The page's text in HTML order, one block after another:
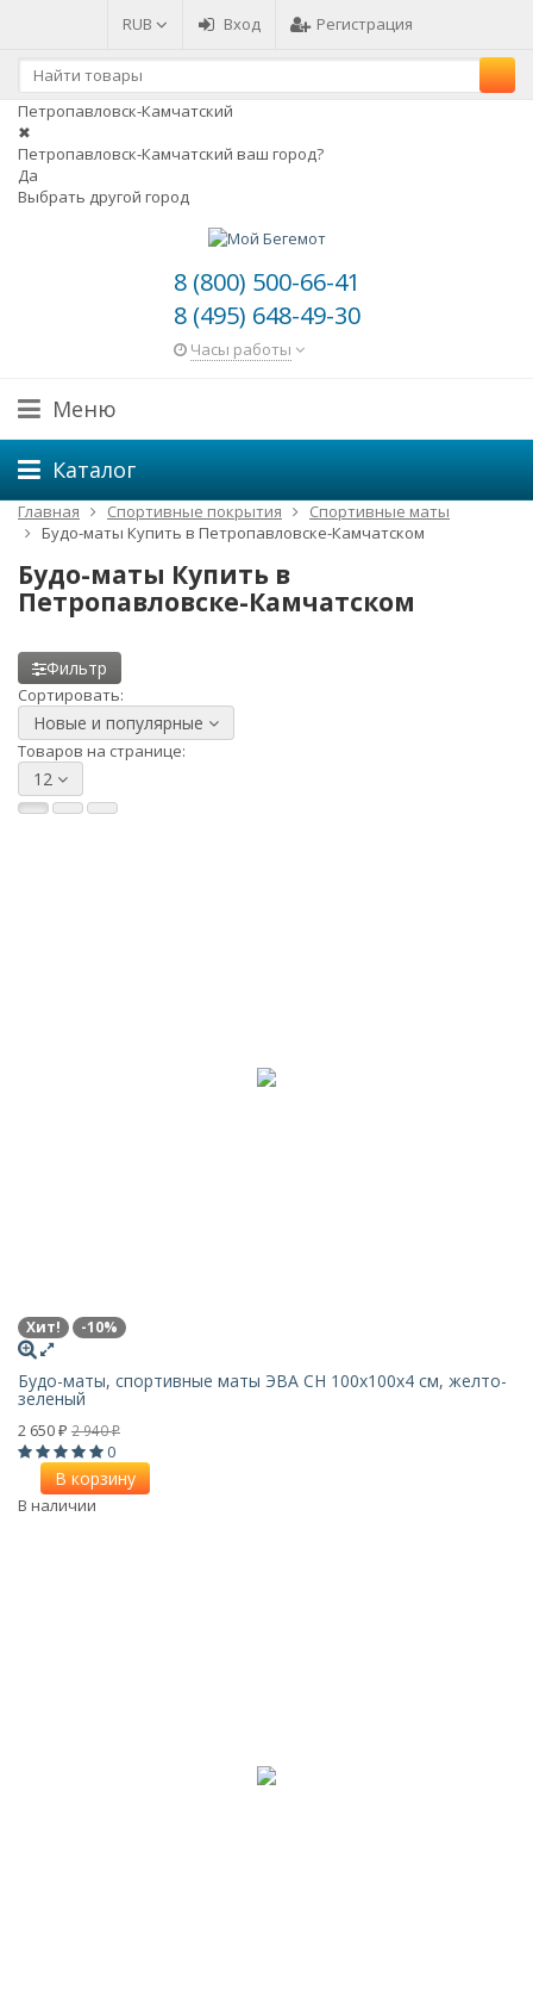
RUB Вход Регистрация
Петропавловск-Камчатский
✖
Петропавловск-Камчатский ваш город?
Да
Выбрать другой город
8 (800) 500-66-41
8 (495) 648-49-30
Часы работы
Меню
Каталог
Главная Спортивные покрытия
Спортивные маты
Будо-маты Купить в Петропавловске-Камчатском
Будо-маты Купить в
Петропавловске-Камчатском
Фильтр
Сортировать:
Новые и популярные
Товаров на странице:
12
Хит! -10%
Будо-маты, спортивные маты ЭВА CH 100х100x4 см, желто-
зеленый
2 650 ₽ 2 940₽
0
В корзину
В наличии